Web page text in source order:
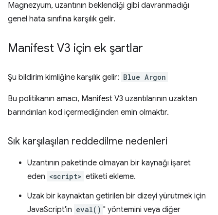
Magnezyum, uzantının beklendiği gibi davranmadığı
genel hata sınıfına karşılık gelir.
Manifest V3 için ek şartlar
Şu bildirim kimliğine karşılık gelir: Blue Argon
Bu politikanın amacı, Manifest V3 uzantılarının uzaktan
barındırılan kod içermediğinden emin olmaktır.
Sık karşılaşılan reddedilme nedenleri
Uzantının paketinde olmayan bir kaynağı işaret
eden <script> etiketi ekleme.
Uzak bir kaynaktan getirilen bir dizeyi yürütmek için
JavaScript'in eval() " yöntemini veya diğer